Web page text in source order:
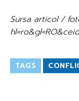
Sursa articol /
TAGS